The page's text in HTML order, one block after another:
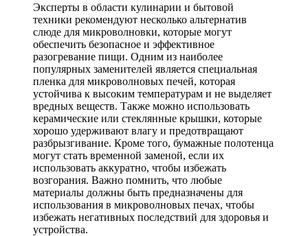
Эксперты в области кулинарии и бытовой
техники рекомендуют несколько альтернатив
слюде для микроволновки, которые могут
обеспечить безопасное и эффективное
разогревание пищи. Одним из наиболее
популярных заменителей является специальная
пленка для микроволновых печей, которая
устойчива к высоким температурам и не выделяет
вредных веществ. Также можно использовать
керамические или стеклянные крышки, которые
хорошо удерживают влагу и предотвращают
разбрызгивание. Кроме того, бумажные полотенца
могут стать временной заменой, если их
использовать аккуратно, чтобы избежать
возгорания. Важно помнить, что любые
материалы должны быть предназначены для
использования в микроволновых печах, чтобы
избежать негативных последствий для здоровья и
устройства.